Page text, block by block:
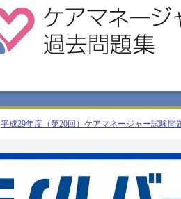
平成29年度（第20回）ケアマネージャー試験問